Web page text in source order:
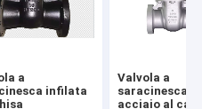
a
infilata
Valvola a
saracinesca
acciaio al